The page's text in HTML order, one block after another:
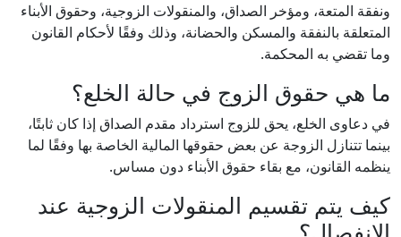
ونفقة المتعة، ومؤخر الصداق، والمنقولات الزوجية، وحقوق الأبناء
المتعلقة بالنفقة والمسكن والحضانة، وذلك وفقًا لأحكام القانون
وما تقضي به المحكمة.
ما هي حقوق الزوج في حالة الخلع؟
في دعاوى الخلع، يحق للزوج استرداد مقدم الصداق إذا كان ثابتًا،
بينما تتنازل الزوجة عن بعض حقوقها المالية الخاصة بها وفقًا لما
ينظمه القانون، مع بقاء حقوق الأبناء دون مساس.
كيف يتم تقسيم المنقولات الزوجية عند